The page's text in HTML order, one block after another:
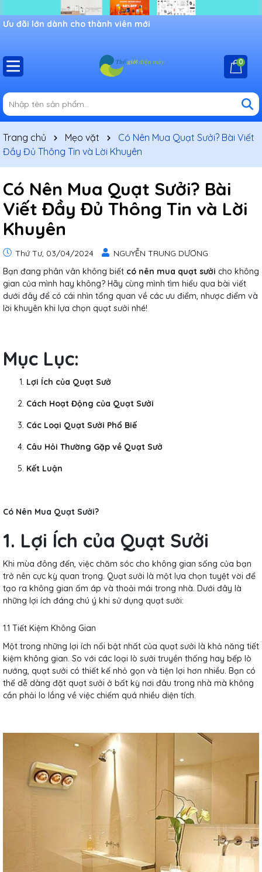
Chào mừng bạn đến với cửa hàng Shop thế giới điện máy,
Ưu đãi lớn dành cho thành viên mới
0
Trang chủ Mẹo vặt
Có Nên Mua Quạt Sưởi? Bài Viết
Đầy Đủ Thông Tin và Lời Khuyên
Có Nên Mua Quạt Sưởi? Bài
Viết Đầy Đủ Thông Tin và Lời
Khuyên
Thứ Tư, 03/04/2024
NGUYỄN TRUNG DƯƠNG
Bạn đang phân vân không biết có nên mua quạt sưởi cho không
gian của mình hay không? Hãy cùng mình tìm hiểu qua bài viết
dưới đây để có cái nhìn tổng quan về các ưu điểm, nhược điểm và
lời khuyên khi lựa chọn quạt sưởi nhé!
Mục Lục:
Lợi Ích của Quạt Sưở
Cách Hoạt Động của Quạt Sưởi
Các Loại Quạt Sưởi Phổ Biế
Câu Hỏi Thường Gặp về Quạt Sưở
Kết Luận
Có Nên Mua Quạt Sưởi?
1. Lợi Ích của Quạt Sưởi
Khi mùa đông đến, việc chăm sóc cho không gian sống của bạn
trở nên cực kỳ quan trọng. Quạt sưởi là một lựa chọn tuyệt vời để
tạo ra không gian ấm áp và thoải mái trong nhà. Dưới đây là
những lợi ích đáng chú ý khi sử dụng quạt sưởi:
1.1 Tiết Kiệm Không Gian
Một trong những lợi ích nổi bật nhất của quạt sưởi là khả năng tiết
kiệm không gian. So với các loại lò sưởi truyền thống hay bếp lò
nướng, quạt sưởi có thiết kế nhỏ gọn và tiện lợi hơn nhiều. Bạn có
thể dễ dàng đặt quạt sưởi ở bất kỳ nơi đâu trong nhà mà không
cần phải lo lắng về việc chiếm quá nhiều diện tích.